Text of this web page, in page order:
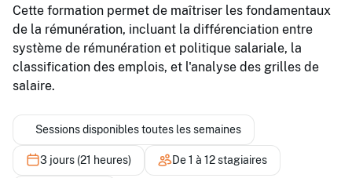
Cette formation permet de maîtriser les fondamentaux
de la rémunération, incluant la différenciation entre
système de rémunération et politique salariale, la
classification des emplois, et l'analyse des grilles de
salaire.
Sessions disponibles toutes les semaines
3 jours (21 heures) De 1 à 12 stagiaires